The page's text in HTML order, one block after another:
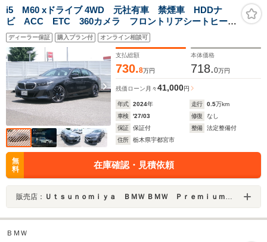
i5 M60 xドライブ 4WD 元社有車 禁煙車 HDDナ
ビ ACC ETC 360カメラ フロントリアシートヒータ
ー Bluetooth TV機能 ハーマンカードン アップルカ
ープレイ対応 アイコニックグロー 純正20AW
ディーラー保証 購入プラン付 オンライン相談可
支払総額
730.8万円
本体価格
718.0万円
残価ローン 月々41,000円
年式 2024年 走行 0.5万km
車検
'27/03 修復
なし
保証
保証付 整備
法定整備付
住所
栃木県宇都宮市
無
料
在庫確認・見積依頼
販売店： Ｕｔｓｕｎｏｍｉｙａ ＢＭＷ ＢＭＷ Ｐｒｅｍｉｕｍ Ｓｅｌｅｃｔｉｏｎ 宇都宮
ＢＭＷ